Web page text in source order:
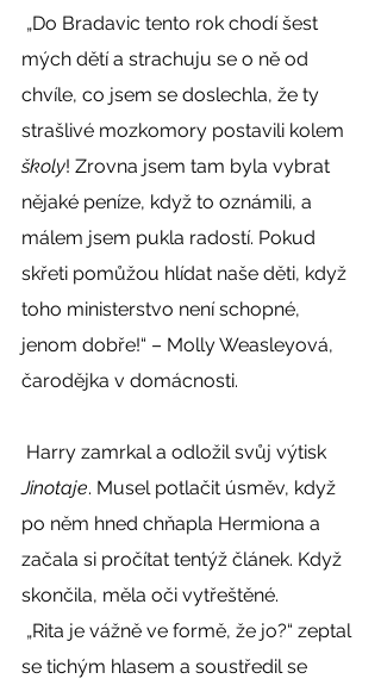
mých dětí a strachuju se o ně od
chvíle, co jsem se doslechla, že ty
strašlivé mozkomory postavili kolem
školy! Zrovna jsem tam byla vybrat
nějaké peníze, když to oznámili, a
málem jsem pukla radostí. Pokud
skřeti pomůžou hlídat naše děti, když
toho ministerstvo není schopné,
jenom dobře!“ – Molly Weasleyová,
čarodějka v domácnosti.
Harry zamrkal a odložil svůj výtisk
Jinotaje. Musel potlačit úsměv, když
po něm hned chňapla Hermiona a
začala si pročítat tentýž článek. Když
skončila, měla oči vytřeštěné.
se tichým hlasem a soustředil se